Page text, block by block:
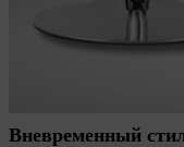
Вневременный